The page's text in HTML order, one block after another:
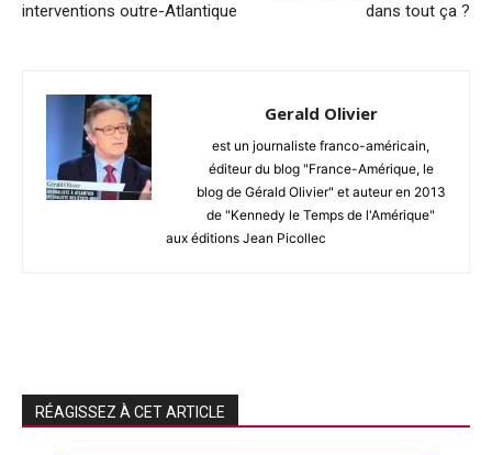
interventions outre-Atlantique
dans tout ça ?
Gerald Olivier
est un journaliste franco-américain,
éditeur du blog "France-Amérique, le
blog de Gérald Olivier" et auteur en 2013
de "Kennedy le Temps de l'Amérique"
aux éditions Jean Picollec
RÉAGISSEZ À CET ARTICLE